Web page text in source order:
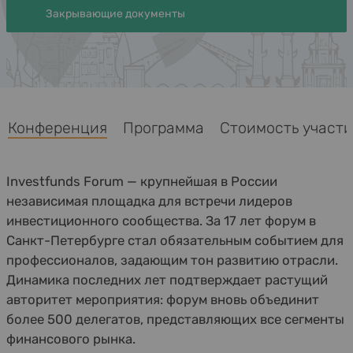
Закрывающие документы
Программа Стоимость участия
Investfunds Forum — крупнейшая в России
независимая площадка для встречи лидеров
инвестиционного сообщества. За 17 лет форум в
Санкт-Петербурге стал обязательным событием для
профессионалов, задающим тон развитию отрасли.
Динамика последних лет подтверждает растущий
авторитет мероприятия: форум вновь объединит
более 500 делегатов, представляющих все сегменты
финансового рынка.